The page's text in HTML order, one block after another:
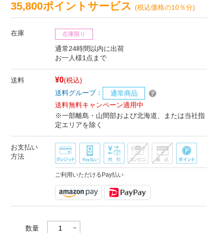
35,800ポイントサービス(税込価格の10％分)
在庫 在庫限り
通常24時間以内に出荷
お一人様1点まで
送料 ¥0(税込)
送料グループ：
通常商品
送料無料キャンペーン適用中
※一部離島・山間部および北海道、または当社指
定エリアを除く
お支払い
方法
ご利用いただけるPay払い
数量